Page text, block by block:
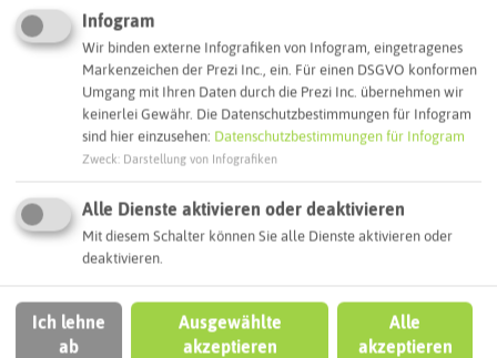
Webseite
Interaktive Karte
ÖPNV-Route finden
Autoroute finden
Infogram
Wir binden externe Infografiken von Infogram, eingetragenes
Markenzeichen der Prezi Inc., ein. Für einen DSGVO konformen
Umgang mit Ihren Daten durch die Prezi Inc. übernehmen wir
keinerlei Gewähr. Die Datenschutzbestimmungen für Infogram
sind hier einzusehen: Datenschutzbestimmungen für Infogram
Zweck Darstellung von Infografiken
Alle Dienste aktivieren oder deaktivieren
Mit diesem Schalter können Sie alle Dienste aktivieren oder
deaktivieren.
Ich lehne
ab
Ausgewählte
akzeptieren
Alle
akzeptieren